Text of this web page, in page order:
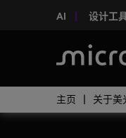
AI 设计工
主页 关于美